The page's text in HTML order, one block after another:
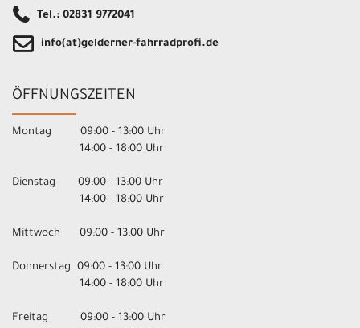
Tel.: 02831 9772041
info(at)gelderner-fahrradprofi.de
ÖFFNUNGSZEITEN
Montag 09:00 - 13:00 Uhr
14:00 - 18:00 Uhr
Dienstag 09:00 - 13:00 Uhr
14:00 - 18:00 Uhr
Mittwoch 09:00 - 13:00 Uhr
Donnerstag 09:00 - 13:00 Uhr
14:00 - 18:00 Uhr
Freitag 09:00 - 13:00 Uhr